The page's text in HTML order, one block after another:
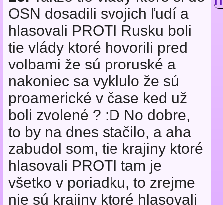
OSN dosadili svojich ľudí a
hlasovali PROTI Rusku boli
tie vlády ktoré hovorili pred
volbami že sú proruské a
nakoniec sa vyklulo že sú
proamerické v čase ked už
boli zvolené ? :D No dobre,
to by na dnes stačilo, a aha
zabudol som, tie krajiny ktoré
hlasovali PROTI tam je
všetko v poriadku, to zrejme
nie sú krajiny ktoré hlasovali